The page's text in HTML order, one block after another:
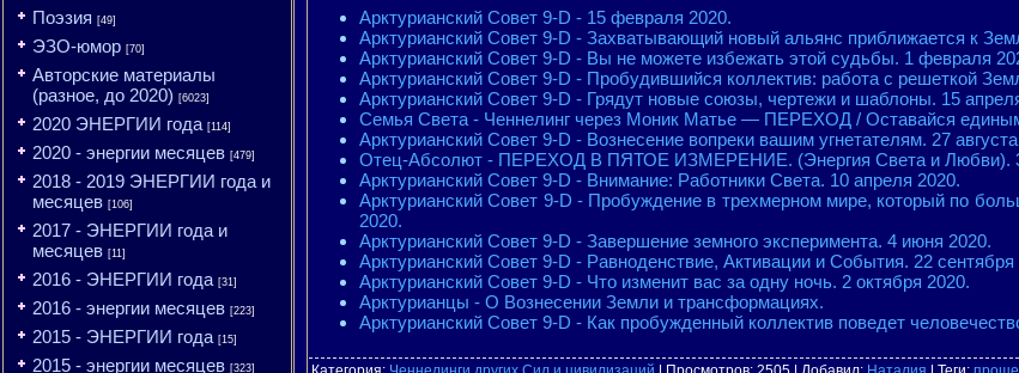
Поэзия [49]
ЭЗО-юмор [70]
Авторские материалы
(разное, до 2020) [6023]
2020 ЭНЕРГИИ года [114]
2020 - энергии месяцев [479]
2018 - 2019 ЭНЕРГИИ года и
месяцев [106]
2017 - ЭНЕРГИИ года и
месяцев [11]
2016 - ЭНЕРГИИ года [31]
2016 - энергии месяцев [223]
2015 - ЭНЕРГИИ года [15]
2015 - энергии месяцев [323]
Арктурианский Совет 9-D - 15 февраля 2020.
Арктурианский Совет 9-D - Захватывающий новый альянс приближается к
Арктурианский Совет 9-D - Вы не можете избежать этой судьбы. 1 февраля
Арктурианский Совет 9-D - Пробудившийся коллектив: работа с решеткой
Арктурианский Совет 9-D - Грядут новые союзы, чертежи и шаблоны. 15
Семья Света - Ченнелинг через Моник Матье — ПЕРЕХОД / Оставайся
Арктурианский Совет 9-D - Вознесение вопреки вашим угнетателям. 27
Отец-Абсолют - ПЕРЕХОД В ПЯТОЕ ИЗМЕРЕНИЕ. (Энергия Света и Любви).
Арктурианский Совет 9-D - Внимание: Работники Света. 10 апреля 2020.
Арктурианский Совет 9-D - Пробуждение в трехмерном мире, который по
2020.
Арктурианский Совет 9-D - Завершение земного эксперимента. 4 июня 2020.
Арктурианский Совет 9-D - Равноденствие, Активации и События. 22 сентября
Арктурианский Совет 9-D - Что изменит вас за одну ночь. 2 октября 2020.
Арктурианцы - О Вознесении Земли и трансформациях.
Арктурианский Совет 9-D - Как пробужденный коллектив поведет